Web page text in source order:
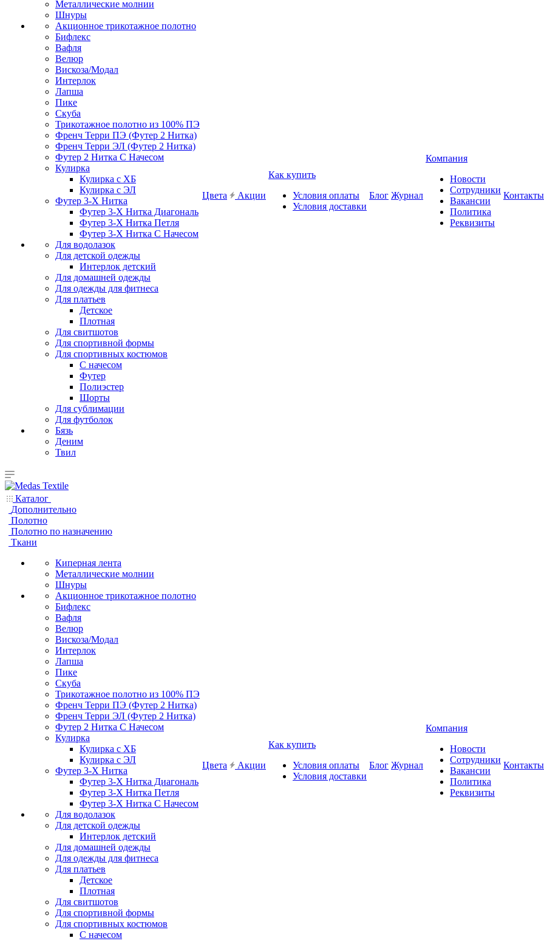
Металлические молнии
Шнуры
Акционное трикотажное полотно
Бифлекс
Вафля
Велюр
Вискоза/Модал
Интерлок
Лапша
Пике
Скуба
Трикотажное полотно из 100% ПЭ
Френч Терри ПЭ (Футер 2 Нитка)
Френч Терри ЭЛ (Футер 2 Нитка)
Футер 2 Нитка С Начесом
Кулирка
Кулирка с ХБ
Кулирка с ЭЛ
Футер 3-Х Нитка
Футер 3-Х Нитка Диагональ
Футер 3-Х Нитка Петля
Футер 3-Х Нитка С Начесом
Для водолазок
Для детской одежды
Интерлок детский
Для домашней одежды
Для одежды для фитнеса
Для платьев
Детское
Плотная
Для свитшотов
Для спортивной формы
Для спортивных костюмов
С начесом
Футер
Полиэстер
Шорты
Для сублимации
Для футболок
Бязь
Деним
Твил
Цвета Акции
Как купить
Условия оплаты
Условия доставки
Блог Журнал
Компания
Новости
Сотрудники
Вакансии
Политика
Реквизиты
Контакты
Каталог
Дополнительно
Полотно
Полотно по назначению
Ткани
Киперная лента
Металлические молнии
Шнуры
Акционное трикотажное полотно
Бифлекс
Вафля
Велюр
Вискоза/Модал
Интерлок
Лапша
Пике
Скуба
Трикотажное полотно из 100% ПЭ
Френч Терри ПЭ (Футер 2 Нитка)
Френч Терри ЭЛ (Футер 2 Нитка)
Футер 2 Нитка С Начесом
Кулирка
Кулирка с ХБ
Кулирка с ЭЛ
Футер 3-Х Нитка
Футер 3-Х Нитка Диагональ
Футер 3-Х Нитка Петля
Футер 3-Х Нитка С Начесом
Для водолазок
Для детской одежды
Интерлок детский
Для домашней одежды
Для одежды для фитнеса
Для платьев
Детское
Плотная
Для свитшотов
Для спортивной формы
Для спортивных костюмов
С начесом
Цвета Акции
Как купить
Условия оплаты
Условия доставки
Блог Журнал
Компания
Новости
Сотрудники
Вакансии
Политика
Реквизиты
Контакты